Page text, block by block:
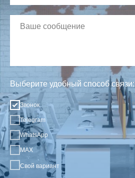
Выберите удобный способ связи:
Звонок
Telegram
WhatsApp
MAX
Свой вариант